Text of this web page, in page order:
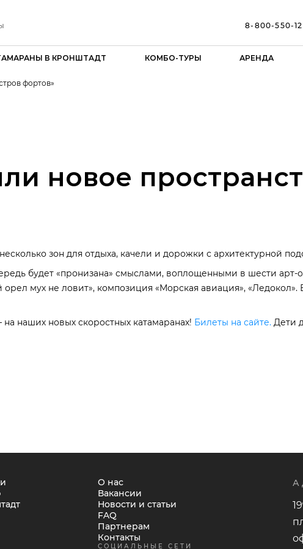
8-800-550-
В КРОНШТАДТ КОМБО-ТУРЫ АРЕНДА
фортов»
новое
зон для отдыха, качели и дорожки с архитектурной
будет «пронизана» смыслами, воплощенными в шести арт-
мух не ловит», композиция «Морская авиация»,
наших новых скоростных катамаранах! Билеты на сайте. Дети
О нас
Вакансии
Новости и статьи
FAQ
Партнерам
Контакты
СОЦИАЛЬНЫЕ СЕТИ